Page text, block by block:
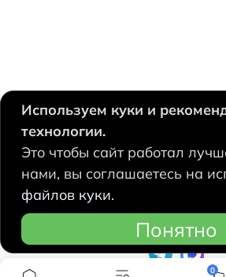
630124,
Есенина, 67
hidrolux@mail.ru
Используем куки и
технологии.
Это чтобы сайт работал
нами, вы соглашаетесь на
файлов куки.
Понятно
0